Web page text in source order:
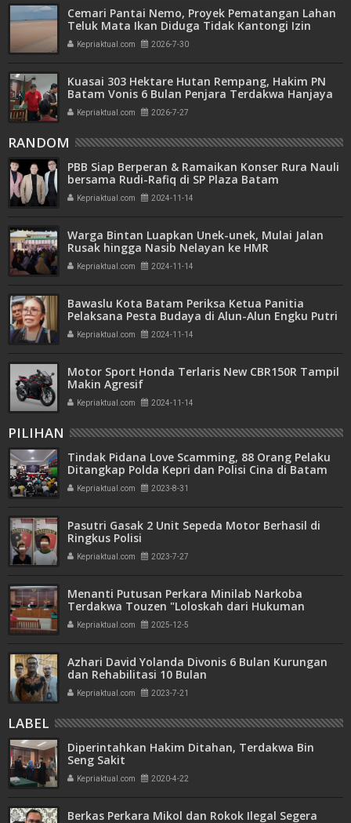
Cemari Pantai Nemo, Proyek Pematangan Lahan
Teluk Mata Ikan Diduga Tidak Kantongi Izin
Amdal
Kepriaktual.com 2026-7-30
Kuasai 303 Hektare Hutan Rempang, Hakim PN
Batam Vonis 6 Bulan Penjara Terdakwa Hanjaya
Kepriaktual.com 2026-7-27
RANDOM
PBB Siap Berperan & Ramaikan Konser Rura Nauli
bersama Rudi-Rafiq di SP Plaza Batam
Kepriaktual.com 2024-11-14
Warga Bintan Luapkan Unek-unek, Mulai Jalan
Rusak hingga Nasib Nelayan ke HMR
Kepriaktual.com 2024-11-14
Bawaslu Kota Batam Periksa Ketua Panitia
Pelaksana Pesta Budaya di Alun-Alun Engku Putri
Kepriaktual.com 2024-11-14
Motor Sport Honda Terlaris New CBR150R Tampil
Makin Agresif
Kepriaktual.com 2024-11-14
PILIHAN
Tindak Pidana Love Scamming, 88 Orang Pelaku
Ditangkap Polda Kepri dan Polisi Cina di Batam
Kepriaktual.com 2023-8-31
Pasutri Gasak 2 Unit Sepeda Motor Berhasil di
Ringkus Polisi
Kepriaktual.com 2023-7-27
Menanti Putusan Perkara Minilab Narkoba
Terdakwa Touzen "Loloskah dari Hukuman
Seumur Hidup atau Mati"
Kepriaktual.com 2025-12-5
Azhari David Yolanda Divonis 6 Bulan Kurungan
dan Rehabilitasi 10 Bulan
Kepriaktual.com 2023-7-21
LABEL
Diperintahkan Hakim Ditahan, Terdakwa Bin
Seng Sakit
Kepriaktual.com 2020-4-22
Berkas Perkara Mikol dan Rokok Ilegal Segera